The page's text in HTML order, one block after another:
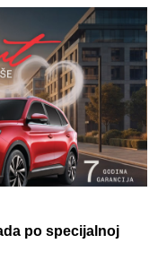
po specijalnoj